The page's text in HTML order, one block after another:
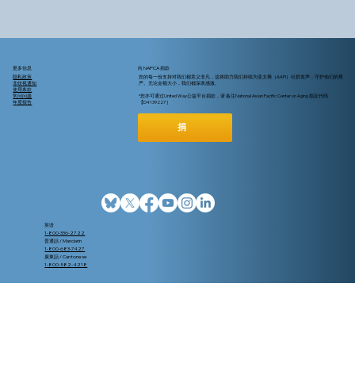
更多信息
隐私政策
非歧视通知
使用条款
常问问题
年度报告
向 NAPCA 捐款
您的每一份支持对我们都意义非凡，这将助力我们持续为亚太裔（AAPI）社群发声，守护他们的尊
严。无论金额大小，我们都深表感激。
*您亦可通过United Way公益平台捐款，请 备注National Asian Pacific Center on Aging 指定代码
【D4139227 ]
捐
英语
1-800-336-2722
普通話 / Mandarin
1-800-683-7427
廣東話 / Cantonese
1-800-582-4218